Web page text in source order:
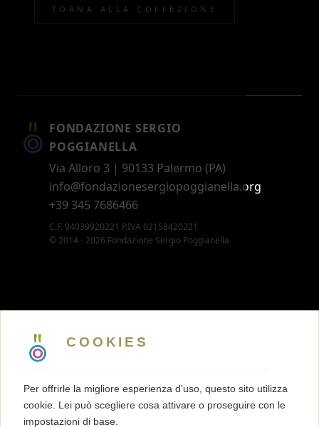
COOKIES
Per offrirle la migliore esperienza d'uso, questo sito utilizza
cookie. Lei può scegliere cosa attivare o proseguire con le
impostazioni di base.
TORNA ALLA COLLEZIONE
FONDAZIONE SERGIO
POGGIANELLA
Via Alloro 3 | 90133 Palermo (PA)
info@fondazionesergiopoggianella.org
+39 345 7686466
C.F. 94039920221 P.IVA 02158420221
© 2014 - 2026 Fondazione Sergio Poggianella
5 X MILLE
MEMBERSHIP
TRASPARENZA
TERMINI E CONDIZIONI